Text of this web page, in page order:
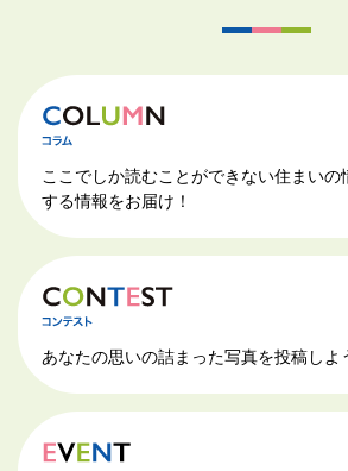
ここでしか読むことができない住まいの
する情報をお届け！
あなたの思いの詰まった写真を投稿しよ